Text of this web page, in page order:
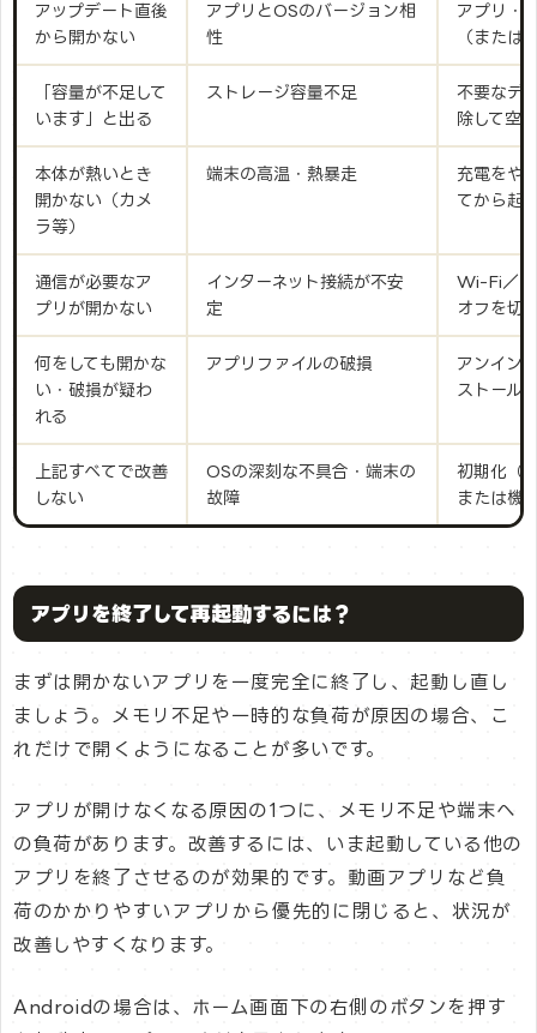
アップデート直後
から開かない
アプリとOSのバージョン相
性
アプリ・
（または
「容量が不足して
います」と出る
ストレージ容量不足
不要なデ
除して空
本体が熱いとき
開かない（カメ
ラ等）
端末の高温・熱暴走
充電をや
てから起
通信が必要なア
プリが開かない
インターネット接続が不安
定
Wi-Fi／モ
オフを切
何をしても開かな
い・破損が疑わ
れる
アプリファイルの破損
アンイン
ストール
上記すべてで改善
しない
OSの深刻な不具合・端末の
故障
初期化（
または機
アプリを終了して再起動するには？
まずは開かないアプリを一度完全に終了し、起動し直し
ましょう。メモリ不足や一時的な負荷が原因の場合、こ
れだけで開くようになることが多いです。
アプリが開けなくなる原因の1つに、メモリ不足や端末へ
の負荷があります。改善するには、いま起動している他の
アプリを終了させるのが効果的です。動画アプリなど負
荷のかかりやすいアプリから優先的に閉じると、状況が
改善しやすくなります。
Androidの場合は、ホーム画面下の右側のボタンを押す